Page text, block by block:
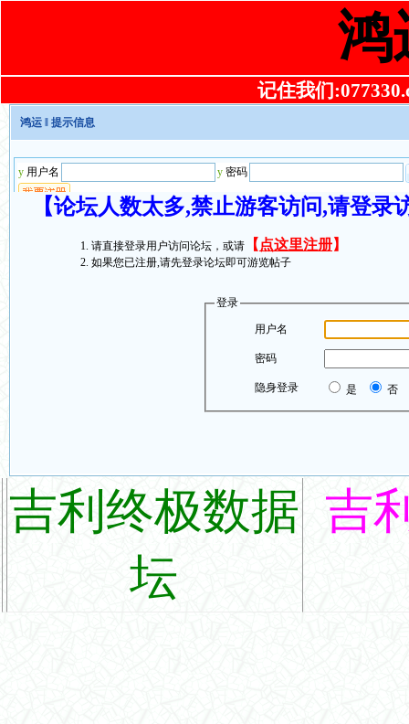
鸿
记住我们
鸿运 ‖ 提示信息
【论坛人数太多,禁止游客访问,请登
请直接登录用户访问论坛，或请 【 点这里注册】
如果您已注册,请先登录论坛即可游览帖子
登录
用户名
密码
隐身登录 是 否
吉利终极数据
坛
吉